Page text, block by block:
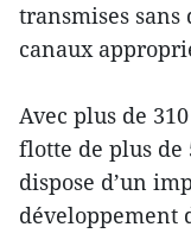
transmises
canaux
Avec plus de
flotte de plus de
dispose d’un
développement